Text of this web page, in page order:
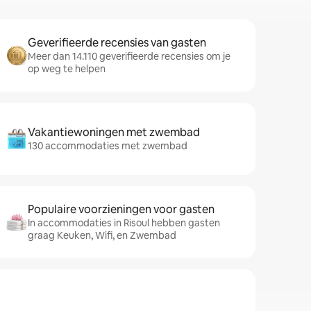
Geverifieerde recensies van gasten
Meer dan 14.110 geverifieerde recensies om je
op weg te helpen
Vakantiewoningen met zwembad
130 accommodaties met zwembad
Populaire voorzieningen voor gasten
In accommodaties in Risoul hebben gasten
graag Keuken, Wifi, en Zwembad